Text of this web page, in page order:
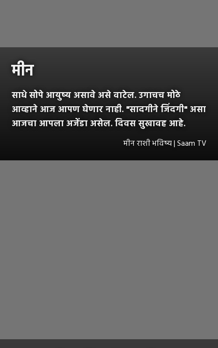
मीन
साधे सोपे आयुष्य असावे असे वाटेल. उगाचच मोठे
आव्हाने आज आपण घेणार नाही. "सादगीने जिंदगी" असा
आजचा आपला अजेंडा असेल. दिवस सुखावह आहे.
मीन राशी भविष्य | Saam TV